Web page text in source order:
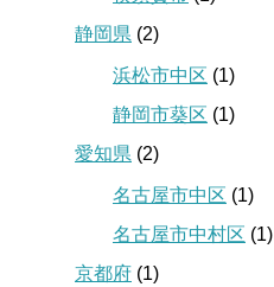
静岡県 (2)
浜松市中区 (1)
静岡市葵区 (1)
愛知県 (2)
名古屋市中区 (1)
名古屋市中村区 (1)
京都府 (1)